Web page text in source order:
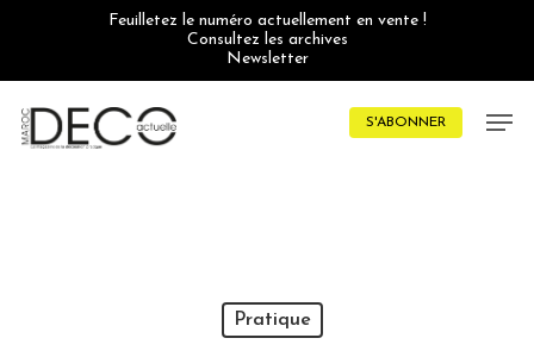
Feuilletez le numéro actuellement en vente !
Consultez les archives
Newsletter
S'ABONNER
Pratique